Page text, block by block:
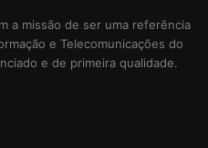
a missão de ser uma referência
e Telecomunicações do
e de primeira qualidade.